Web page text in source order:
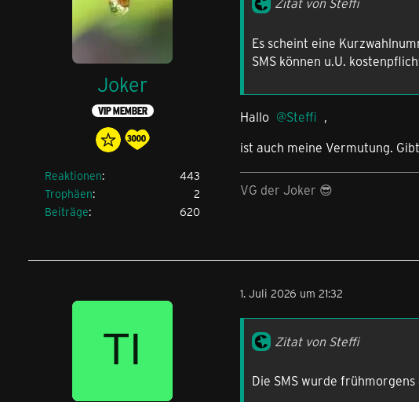
Joker
VIP MEMBER
Reaktionen
443
Trophäen
2
Beiträge
620
Es scheint eine
SMS können u.U.
Hallo Steffi ,
ist auch meine Vermutung.
VG der Joker 😎
1. Juli 2026 um 21:32
Zitat von Steffi
Die SMS wurde